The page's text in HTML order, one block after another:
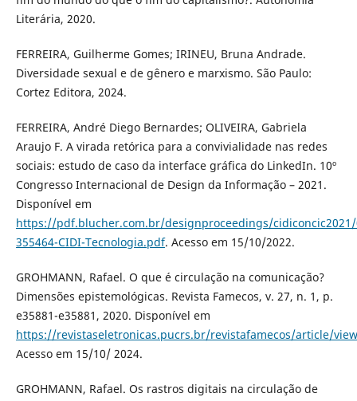
Literária, 2020.
FERREIRA, Guilherme Gomes; IRINEU, Bruna Andrade.
Diversidade sexual e de gênero e marxismo. São Paulo:
Cortez Editora, 2024.
FERREIRA, André Diego Bernardes; OLIVEIRA, Gabriela
Araujo F. A virada retórica para a convivialidade nas redes
sociais: estudo de caso da interface gráfica do LinkedIn. 10º
Congresso Internacional de Design da Informação – 2021.
Disponível em
https://pdf.blucher.com.br/designproceedings/
355464-CIDI-Tecnologia.pdf. Acesso em 15/10/2022.
GROHMANN, Rafael. O que é circulação na comunicação?
Dimensões epistemológicas. Revista Famecos, v. 27, n. 1, p.
e35881-e35881, 2020. Disponível em
https://revistaseletronicas.pucrs.br/revistafamecos/article/
Acesso em 15/10/ 2024.
GROHMANN, Rafael. Os rastros digitais na circulação de